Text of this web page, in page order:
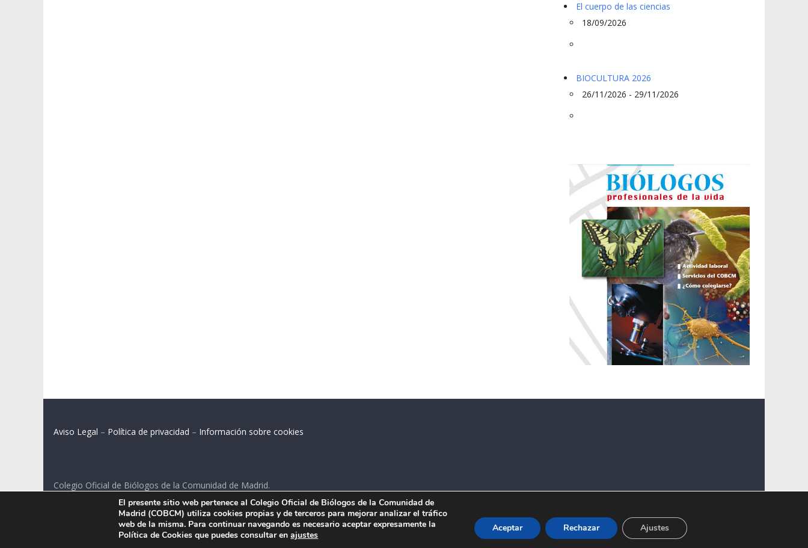
El cuerpo de las ciencias
18/09/2026
BIOCULTURA 2026
26/11/2026 - 29/11/2026
Aviso Legal – Política de privacidad – Información sobre cookies
Colegio Oficial de Biólogos de la Comunidad de Madrid.
C/ Santa Engracia 108, 2º int.izq. 28003 Madrid.
El presente sitio web pertenece al Colegio Oficial de Biólogos de la Comunidad de
Madrid (COBCM) utiliza cookies propias y de terceros para mejorar analizar el tráfico
web de la misma. Para continuar navegando es necesario aceptar expresamente la
Política de Cookies que puedes consultar enajustes
Aceptar Rechazar Ajustes